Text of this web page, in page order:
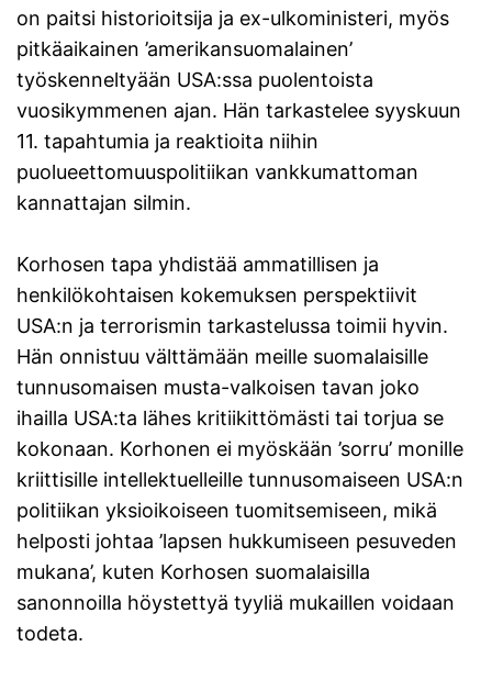
on paitsi historioitsija ja ex-ulkoministeri, myös
pitkäaikainen ’amerikansuomalainen’
työskenneltyään USA:ssa puolentoista
vuosikymmenen ajan. Hän tarkastelee syyskuun
11. tapahtumia ja reaktioita niihin
puolueettomuuspolitiikan vankkumattoman
kannattajan silmin.
Korhosen tapa yhdistää ammatillisen ja
henkilökohtaisen kokemuksen perspektiivit
USA:n ja terrorismin tarkastelussa toimii hyvin.
Hän onnistuu välttämään meille suomalaisille
tunnusomaisen musta-valkoisen tavan joko
ihailla USA:ta lähes kritiikittömästi tai torjua se
kokonaan. Korhonen ei myöskään ’sorru’ monille
kriittisille intellektuelleille tunnusomaiseen USA:n
politiikan yksioikoiseen tuomitsemiseen, mikä
helposti johtaa ’lapsen hukkumiseen pesuveden
mukana’, kuten Korhosen suomalaisilla
sanonnoilla höystettyä tyyliä mukaillen voidaan
todeta.